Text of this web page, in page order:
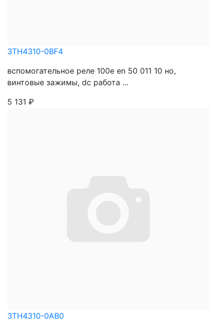
3TH4310-0BF4
вспомогательное реле 100e en 50 011 10 нo,
винтовые зажимы, dc работа ...
5 131 ₽
3TH4310-0AB0